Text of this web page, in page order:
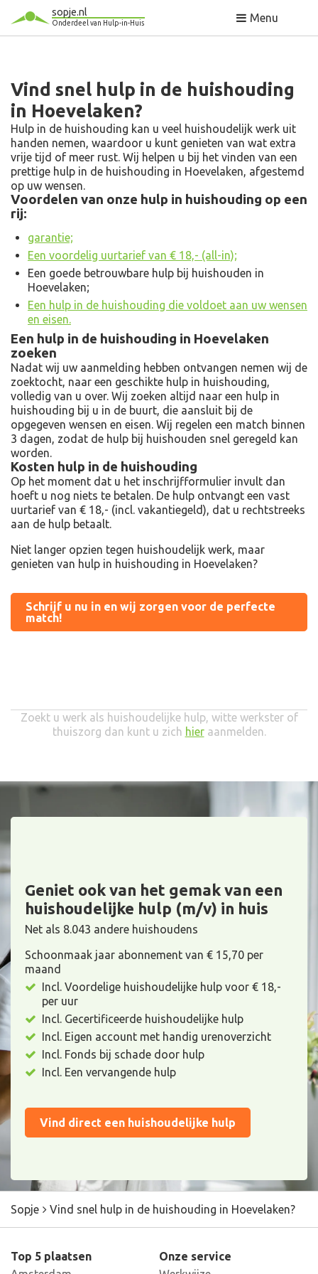
sopje.nl
Onderdeel van Hulp-in-Huis Menu
Vind snel hulp in de huishouding
in Hoevelaken?
Hulp in de huishouding kan u veel huishoudelijk werk uit
handen nemen, waardoor u kunt genieten van wat extra
vrije tijd of meer rust. Wij helpen u bij het vinden van een
prettige hulp in de huishouding in Hoevelaken, afgestemd
op uw wensen.
Voordelen van onze hulp in huishouding op een
rij:
garantie;
Een voordelig uurtarief van € 18,- (all-in);
Een goede betrouwbare hulp bij huishouden in
Hoevelaken;
Een hulp in de huishouding die voldoet aan uw wensen
en eisen.
Een hulp in de huishouding in Hoevelaken
zoeken
Nadat wij uw aanmelding hebben ontvangen nemen wij de
zoektocht, naar een geschikte hulp in huishouding,
volledig van u over. Wij zoeken altijd naar een hulp in
huishouding bij u in de buurt, die aansluit bij de
opgegeven wensen en eisen. Wij regelen een match binnen
3 dagen, zodat de hulp bij huishouden snel geregeld kan
worden.
Kosten hulp in de huishouding
Op het moment dat u het inschrijfformulier invult dan
hoeft u nog niets te betalen. De hulp ontvangt een vast
uurtarief van € 18,- (incl. vakantiegeld), dat u rechtstreeks
aan de hulp betaalt.
Niet langer opzien tegen huishoudelijk werk, maar
genieten van hulp in huishouding in Hoevelaken?
Schrijf u nu in en wij zorgen voor de perfecte
match!
Zoekt u werk als huishoudelijke hulp, witte werkster of
thuiszorg dan kunt u zich hieraanmelden.
Geniet ook van het gemak van een
huishoudelijke hulp (m/v) in huis
Net als 8.043 andere huishoudens
Schoonmaak jaar abonnement van € 15,70 per
maand
Incl. Voordelige huishoudelijke hulp voor € 18,-
per uur
Incl. Gecertificeerde huishoudelijke hulp
Incl. Eigen account met handig urenoverzicht
Incl. Fonds bij schade door hulp
Incl. Een vervangende hulp
Vind direct een huishoudelijke hulp
Sopje Vind snel hulp in de huishouding in Hoevelaken?
Top 5 plaatsen
Onze service